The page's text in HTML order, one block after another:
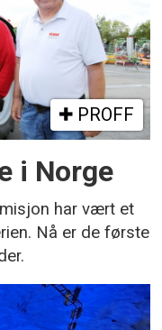
PROFF
i Norge
har vært et
Nå er de første